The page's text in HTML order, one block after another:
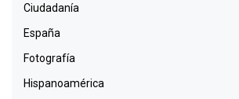
Ciudadanía
España
Fotografía
Hispanoamérica